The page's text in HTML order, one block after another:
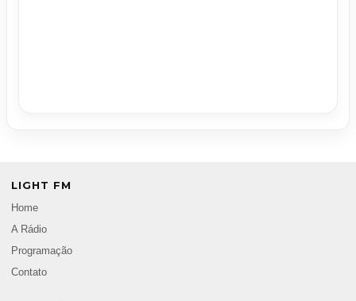
LIGHT FM
Home
A Rádio
Programação
Contato